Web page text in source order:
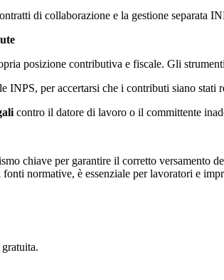
di collaborazione e la gestione separata
posizione contributiva e fiscale. Gli
INPS, per accertarsi che i contributi siano stati
contro il datore di lavoro o il committente
chiave per garantire il corretto versamento
normative, è essenziale per lavoratori e